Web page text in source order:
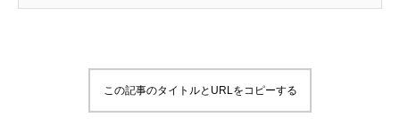
この記事のタイトルとURLをコピーする